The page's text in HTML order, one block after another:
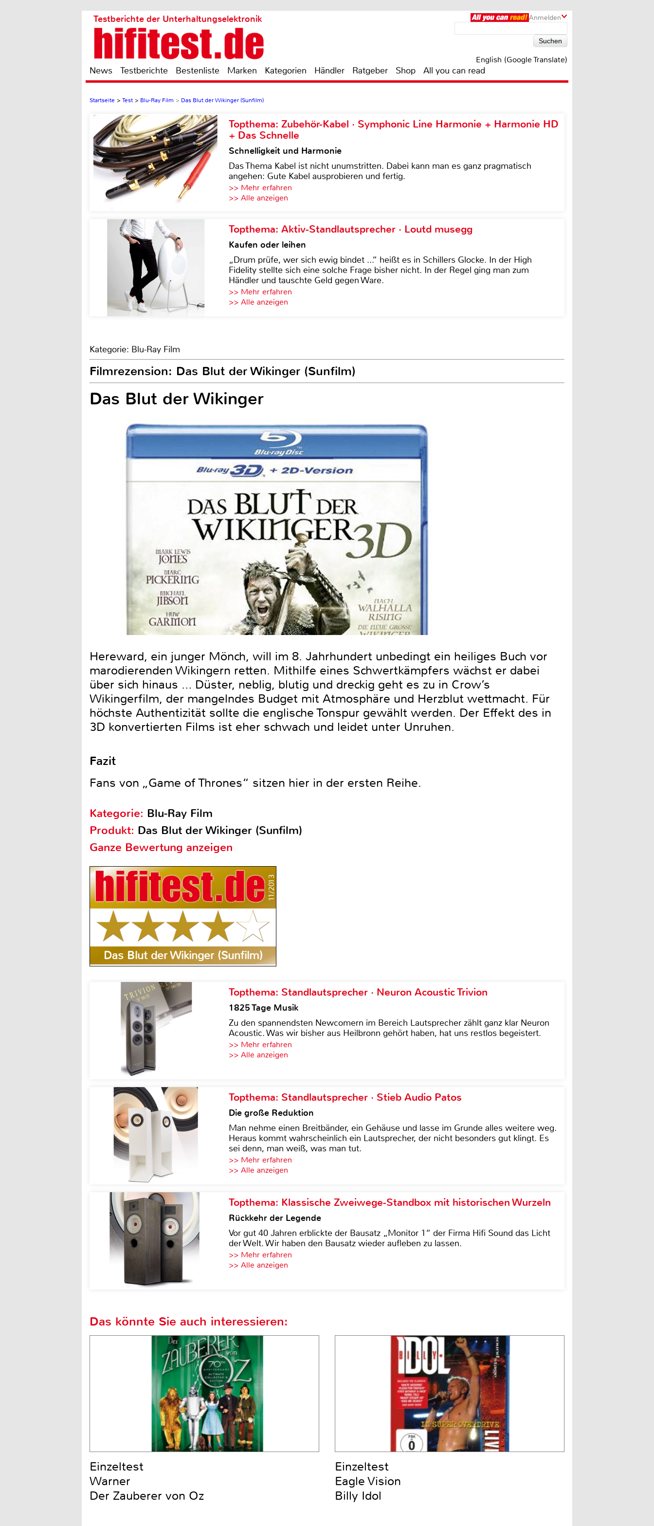
Anmelden
Testberichte der Unterhaltungselektronik
English (Google Translate)
News Testberichte Bestenliste Marken Kategorien Händler Ratgeber Shop All you can read
Startseite > Test > Blu-Ray Film > Das Blut der Wikinger (Sunfilm)
Topthema: Zubehör-Kabel · Symphonic Line Harmonie + Harmonie HD
+ Das Schnelle
Schnelligkeit und Harmonie
Das Thema Kabel ist nicht unumstritten. Dabei kann man es ganz pragmatisch
angehen: Gute Kabel ausprobieren und fertig.
>> Mehr erfahren
>> Alle anzeigen
Topthema: Aktiv-Standlautsprecher · Loutd musegg
Kaufen oder leihen
„Drum prüfe, wer sich ewig bindet ...“ heißt es in Schillers Glocke. In der High
Fidelity stellte sich eine solche Frage bisher nicht. In der Regel ging man zum
Händler und tauschte Geld gegen Ware.
>> Mehr erfahren
>> Alle anzeigen
Kategorie: Blu-Ray Film
Filmrezension: Das Blut der Wikinger (Sunfilm)
Das Blut der Wikinger
Hereward, ein junger Mönch, will im 8. Jahrhundert unbedingt ein heiliges Buch vor
marodierenden Wikingern retten. Mithilfe eines Schwertkämpfers wächst er dabei
über sich hinaus … Düster, neblig, blutig und dreckig geht es zu in Crow’s
Wikingerfilm, der mangelndes Budget mit Atmosphäre und Herzblut wettmacht. Für
höchste Authentizität sollte die englische Tonspur gewählt werden. Der Effekt des in
3D konvertierten Films ist eher schwach und leidet unter Unruhen.
Fazit
Fans von „Game of Thrones“ sitzen hier in der ersten Reihe.
Kategorie: Blu-Ray Film
Produkt: Das Blut der Wikinger (Sunfilm)
Ganze Bewertung anzeigen
11/2013
Das Blut der Wikinger (Sunfilm)
Topthema: Standlautsprecher · Neuron Acoustic Trivion
1825 Tage Musik
Zu den spannendsten Newcomern im Bereich Lautsprecher zählt ganz klar Neuron
Acoustic. Was wir bisher aus Heilbronn gehört haben, hat uns restlos begeistert.
>> Mehr erfahren
>> Alle anzeigen
Topthema: Standlautsprecher · Stieb Audio Patos
Die große Reduktion
Man nehme einen Breitbänder, ein Gehäuse und lasse im Grunde alles weitere weg.
Heraus kommt wahrscheinlich ein Lautsprecher, der nicht besonders gut klingt. Es
sei denn, man weiß, was man tut.
>> Mehr erfahren
>> Alle anzeigen
Topthema: Klassische Zweiwege-Standbox mit historischen Wurzeln
Rückkehr der Legende
Vor gut 40 Jahren erblickte der Bausatz „Monitor 1“ der Firma Hifi Sound das Licht
der Welt. Wir haben den Bausatz wieder aufleben zu lassen.
>> Mehr erfahren
>> Alle anzeigen
Das könnte Sie auch interessieren:
Einzeltest
Warner
Der Zauberer von Oz
Einzeltest
Eagle Vision
Billy Idol